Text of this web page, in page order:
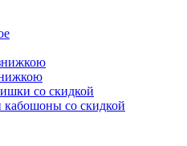
со скидкой
кабошоны со скидкой